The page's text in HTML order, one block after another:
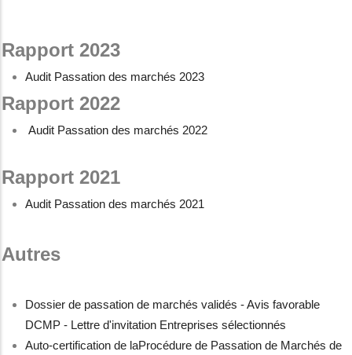
Rapport 2023
Audit Passation des marchés 2023
Rapport 2022
Audit Passation des marchés 2022
Rapport 2021
Audit Passation des marchés 2021
Autres
Dossier de passation de marchés validés - Avis favorable
DCMP - Lettre d'invitation Entreprises sélectionnés
Auto-certification de laProcédure de Passation de Marchés de